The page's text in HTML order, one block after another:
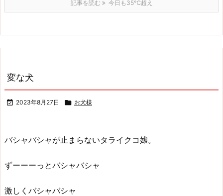
記事を読む 今日も35℃超え
変な犬
 2023年8月27日  お犬様
バシャバシャが止まらないタライクコ嬢。
ずーーーっとバシャバシャ
激しくバシャバシャ